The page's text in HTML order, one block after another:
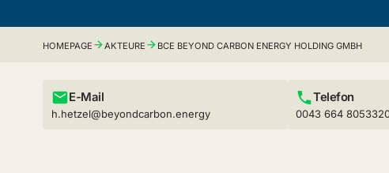
HOMEPAGE AKTEURE BCE BEYOND CARBON ENERGY HOLDING GMBH
E-Mail
h.hetzel@beyondcarbon.energy
Telefon
0043 664